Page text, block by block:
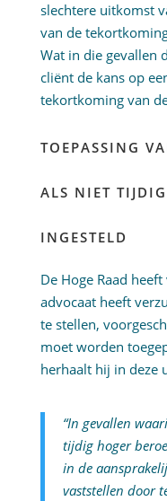
slechtere uitkomst
van de
Wat in die gevallen
cliënt de kans op
tekortkoming van
TOEPASSING
ALS NIET
INGESTELD
De Hoge Raad
advocaat heeft
te stellen,
moet worden
herhaalt hij in deze
“In gevallen
tijdig hoger
in de
vaststellen door